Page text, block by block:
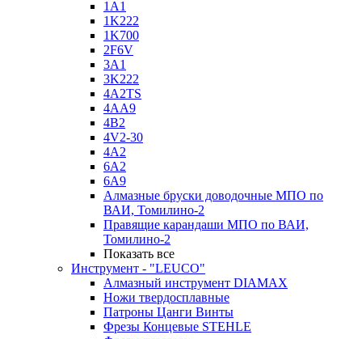
1A1
1K222
1K700
2F6V
3A1
3K222
4A2TS
4AA9
4B2
4V2-30
4А2
6A2
6A9
Алмазные бруски доводочные МПО по
ВАИ, Томилино-2
Правящие карандаши МПО по ВАИ,
Томилино-2
Показать все
Инструмент - "LEUCO"
Алмазный инструмент DIAMAX
Ножи твердосплавные
Патроны Цанги Винты
Фрезы Концевые STEHLE